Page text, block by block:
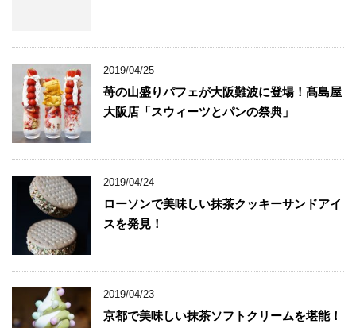
2019/04/25
苺の山盛りパフェが大阪難波に登場！髙島屋
大阪店「スウィーツとパンの祭典」
2019/04/24
ローソンで美味しい抹茶クッキーサンドアイ
スを発見！
2019/04/23
京都で美味しい抹茶ソフトクリームを堪能！